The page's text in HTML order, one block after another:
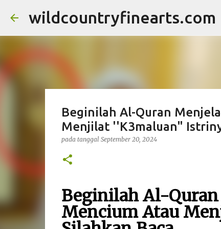
wildcountryfinearts.com
Beginilah Al-Quran
Menjilat ''K3maluan"
pada tanggal September 20, 2024
Beginilah Al-Quran
Mencium Atau